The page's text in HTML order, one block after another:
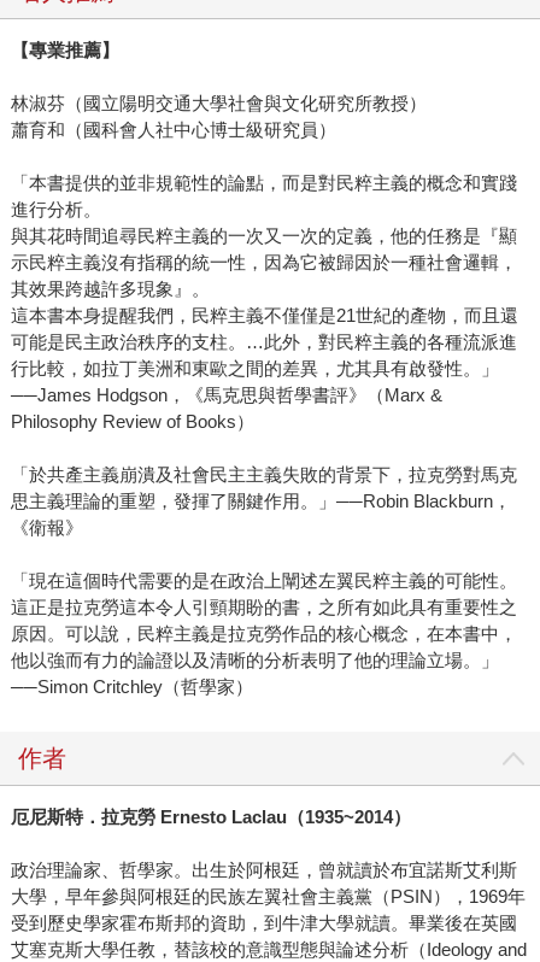
【專業推薦】
林淑芬（國立陽明交通大學社會與文化研究所教授）
蕭育和（國科會人社中心博士級研究員）
「本書提供的並非規範性的論點，而是對民粹主義的概念和實踐
進行分析。
與其花時間追尋民粹主義的一次又一次的定義，他的任務是『顯
示民粹主義沒有指稱的統一性，因為它被歸因於一種社會邏輯，
其效果跨越許多現象』。
這本書本身提醒我們，民粹主義不僅僅是21世紀的產物，而且還
可能是民主政治秩序的支柱。…此外，對民粹主義的各種流派進
行比較，如拉丁美洲和東歐之間的差異，尤其具有啟發性。」
──James Hodgson，《馬克思與哲學書評》（Marx &
Philosophy Review of Books）
「於共產主義崩潰及社會民主主義失敗的背景下，拉克勞對馬克
思主義理論的重塑，發揮了關鍵作用。」──Robin Blackburn，
《衛報》
「現在這個時代需要的是在政治上闡述左翼民粹主義的可能性。
這正是拉克勞這本令人引頸期盼的書，之所有如此具有重要性之
原因。可以說，民粹主義是拉克勞作品的核心概念，在本書中，
他以強而有力的論證以及清晰的分析表明了他的理論立場。」
──Simon Critchley（哲學家）
作者
厄尼斯特．拉克勞 Ernesto Laclau（1935~2014）
政治理論家、哲學家。出生於阿根廷，曾就讀於布宜諾斯艾利斯
大學，早年參與阿根廷的民族左翼社會主義黨（PSIN），1969年
受到歷史學家霍布斯邦的資助，到牛津大學就讀。畢業後在英國
艾塞克斯大學任教，替該校的意識型態與論述分析（Ideology and